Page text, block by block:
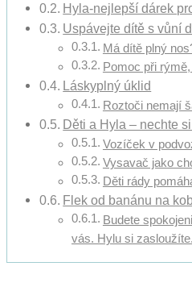
Hyla-nejlepší dárek
Uspávejte dítě s vůní
Má dítě plný
Pomoc při
Láskyplný úklid
Roztoči nemají
Děti a Hyla – nechte
Vozíček v
Vysavač jako
Děti rády
Flek od banánu na
Budete
vás. Hylu si zasloužíte.